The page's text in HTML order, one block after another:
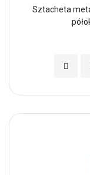
Sztacheta
Dodaj